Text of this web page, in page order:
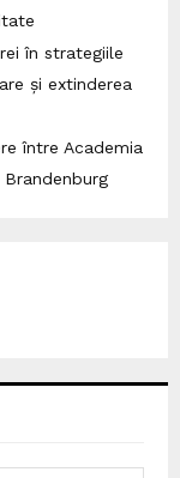
în strategiile
și extinderea
între Academia